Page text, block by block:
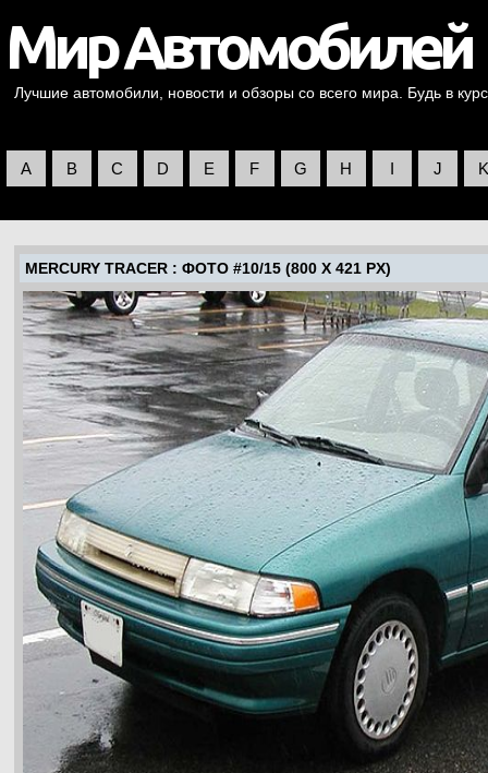
Лучшие автомобили, новости и обзоры со всего мира. Будь в
A B C D E F G H I J K
MERCURY TRACER : ФОТО #10/15 (800 X 421 PX)